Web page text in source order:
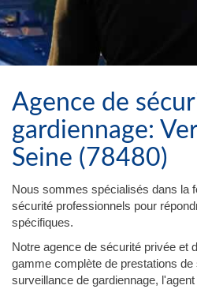
Agence de
gardiennage:
Seine (78480)
Nous sommes spécialisés dans la
sécurité professionnels pour
spécifiques.
Notre agence de sécurité privée et
gamme complète de prestations
surveillance de gardiennage,